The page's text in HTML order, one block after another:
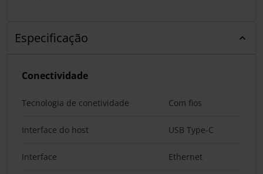
Especificação
Conectividade
Tecnologia de conetividade Com fios
Interface do host USB Type-C
Interface Ethernet